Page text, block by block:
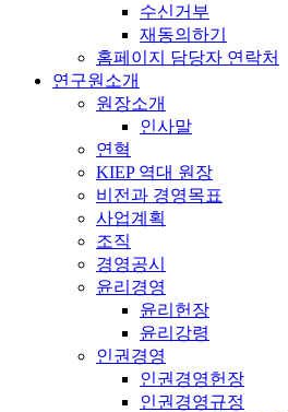
수신거부
재동의하기
홈페이지 담당자 연락처
연구원소개
원장소개
인사말
연혁
KIEP 역대 원장
비전과 경영목표
사업계획
조직
경영공시
윤리경영
윤리헌장
윤리강령
인권경영
인권경영헌장
인권경영규정